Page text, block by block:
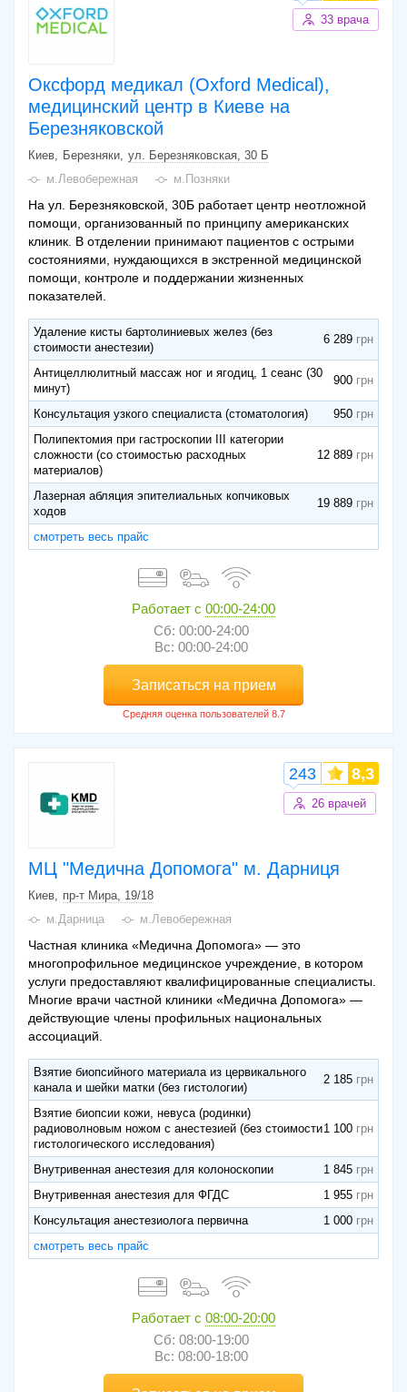
Оксфорд медикал (Oxford Medical),
медицинский центр в Киеве на
Березняковской
33 врача
Киев Березняки ул. Березняковская, 30 Б
м.Левобережная
м.Позняки
На ул. Березняковской, 30Б работает центр неотложной
помощи, организованный по принципу американских
клиник. В отделении принимают пациентов с острыми
состояниями, нуждающихся в экстренной медицинской
помощи, контроле и поддержании жизненных
показателей.
Удаление кисты бартолиниевых желез (без
стоимости анестезии)
6 289
Антицеллюлитный массаж ног и ягодиц, 1 сеанс (30
минут)
900
Консультация узкого специалиста (стоматология)
950
Полипектомия при гастроскопии III категории
сложности (со стоимостью расходных
материалов)
12 889
Лазерная абляция эпителиальных копчиковых
ходов
19 889
смотреть весь прайс
Работает с 00:00-24:00
Сб: 00:00-24:00
Вс: 00:00-24:00
Записаться на прием
МЦ "Медична Допомога" м. Дарниця
243 8,3
26 врачей
Киев
пр-т Мира, 19/18
м.Дарница
м.Левобережная
Частная клиника «Медична Допомога» — это
многопрофильное медицинское учреждение, в котором
услуги предоставляют квалифицированные специалисты.
Многие врачи частной клиники «Медична Допомога» —
действующие члены профильных национальных
ассоциаций.
Взятие биопсийного материала из цервикального
канала и шейки матки (без гистологии)
2 185
Взятие биопсии кожи, невуса (родинки)
радиоволновым ножом с анестезией (без стоимости
гистологического исследования)
1 100
Внутривенная анестезия для колоноскопии
1 845
Внутривенная анестезия для ФГДС
1 955
Консультация анестезиолога первична
1 000
смотреть весь прайс
Работает с 08:00-20:00
Сб: 08:00-19:00
Вс: 08:00-18:00